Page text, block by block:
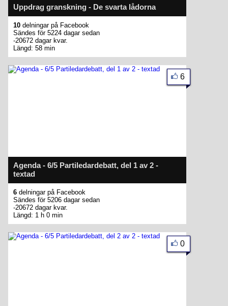
Uppdrag granskning - De svarta lådorna
10 delningar på Facebook
Sändes för 5224 dagar sedan
-20672 dagar kvar.
Längd: 58 min
Agenda - 6/5 Partiledardebatt, del 1 av 2 -
textad
6
6 delningar på Facebook
Sändes för 5206 dagar sedan
-20672 dagar kvar.
Längd: 1 h 0 min
0